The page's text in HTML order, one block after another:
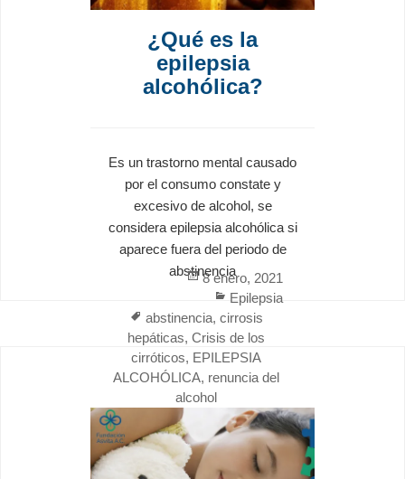
¿Qué es la
epilepsia
alcohólica?
Es un trastorno mental causado
por el consumo constate y
excesivo de alcohol, se
considera epilepsia alcohólica si
aparece fuera del periodo de
abstinencia
Posted
on
8 enero, 2021
Categories
Epilepsia
Tags
abstinencia, cirrosis
hepáticas, Crisis de los
cirróticos, EPILEPSIA
ALCOHÓLICA, renuncia del
alcohol